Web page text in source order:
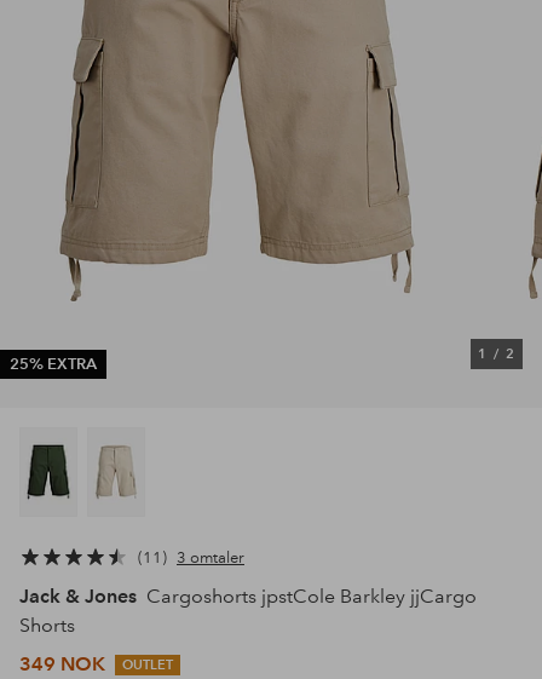
25% EXTRA
1 / 2
11 3 omtaler
Jack & Jones Cargoshorts jpstCole Barkley jjCargo
Shorts
349 NOK
OUTLET